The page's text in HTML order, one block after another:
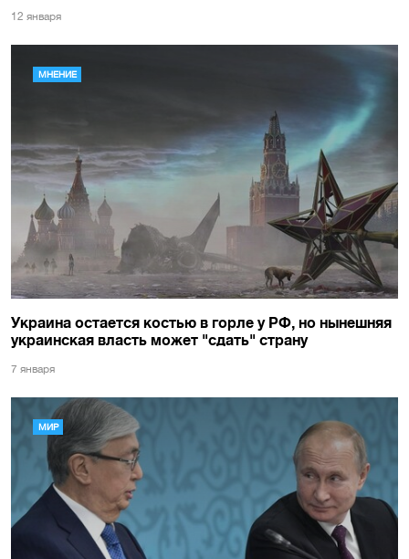
12 января
МНЕНИЕ
Украина остается костью в горле у РФ, но нынешняя
украинская власть может "сдать" страну
7 января
МИР